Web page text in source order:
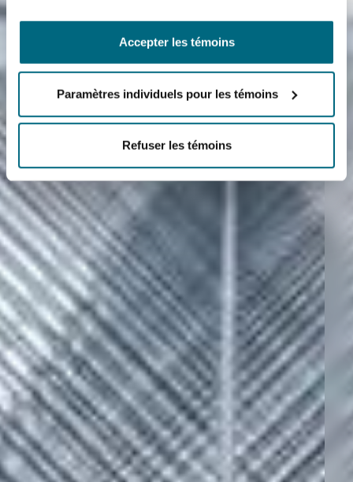
Accepter les témoins
Paramètres individuels pour les témoins
Refuser les témoins